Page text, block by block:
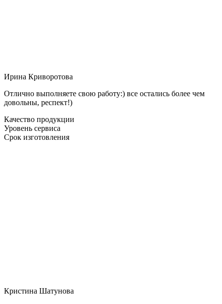
Ирина Криворотова
Отлично выполняете свою работу:) все остались более чем
довольны, респект!)
Качество продукции
Уровень сервиса
Срок изготовления
Кристина Шатунова